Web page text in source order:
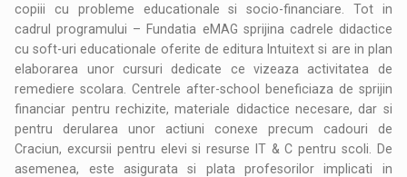
copiii cu probleme educationale si socio-financiare. Tot in
cadrul programului – Fundatia eMAG sprijina cadrele didactice
cu soft-uri educationale oferite de editura Intuitext si are in plan
elaborarea unor cursuri dedicate ce vizeaza activitatea de
remediere scolara. Centrele after-school beneficiaza de sprijin
financiar pentru rechizite, materiale didactice necesare, dar si
pentru derularea unor actiuni conexe precum cadouri de
Craciun, excursii pentru elevi si resurse IT & C pentru scoli. De
asemenea, este asigurata si plata profesorilor implicati in